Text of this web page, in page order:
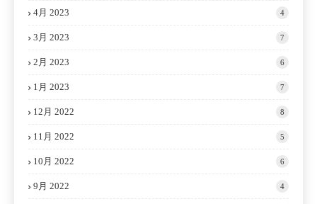
4月 2023 4
3月 2023 7
2月 2023 6
1月 2023 7
12月 2022 8
11月 2022 5
10月 2022 6
9月 2022 4